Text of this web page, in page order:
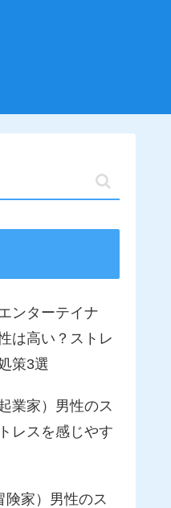
ンターテイナ
は高い？ストレ
策3選
業家）男性のス
レスを感じやす
険家）男性のス